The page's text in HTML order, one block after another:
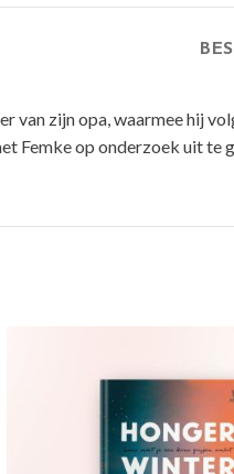
van zijn opa, waarmee hij
Femke op onderzoek uit